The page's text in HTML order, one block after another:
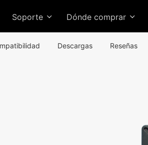
Soporte Dónde comprar
Descargas Reseñas